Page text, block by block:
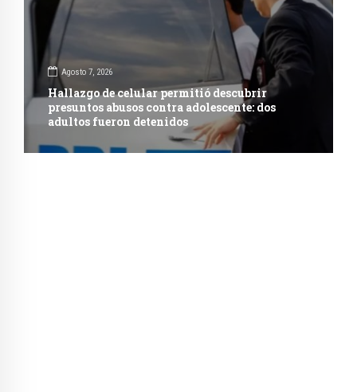
Agosto 7, 2026
Hallazgo de celular permitió descubrir
presuntos abusos contra adolescente: dos
adultos fueron detenidos